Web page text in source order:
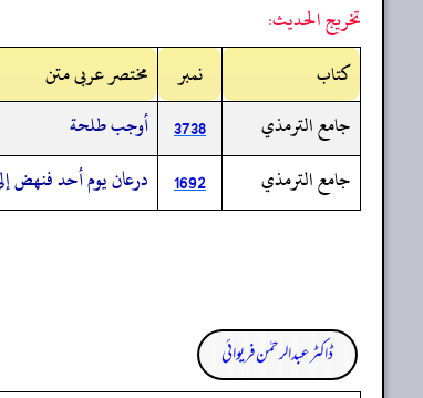
تخريج الحديث:
کتاب
نمبر
مختصر عربی متن
جامع الترمذي
3738
أوجب طلحة
جامع الترمذي
1692 درعان يوم أحد فنهض
ڈاکٹر عبدالرحمٰن فریوائی